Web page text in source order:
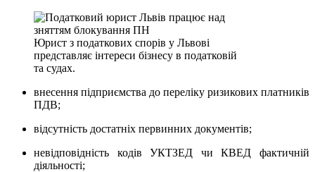
Юрист з податкових спорів у Львові
представляє інтереси бізнесу в податковій
та судах.
внесення підприємства до переліку ризикових платників
ПДВ;
відсутність достатніх первинних документів;
невідповідність кодів УКТЗЕД чи КВЕД фактичній
діяльності;